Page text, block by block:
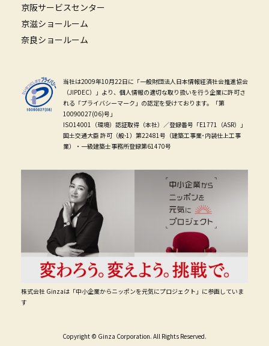
京阪サービスセンター
京滋ショールーム
奈良ショールーム
当社は2009年10月22日に「一般財団法人日本情報経済社会推進協会
（JIPDEC）」より、個人情報の適切な取り扱いを行う企業に許可さ
れる「プライバシーマーク」の認定を受けております。「第
10090027(06)号」
ISO14001（環境）認証取得（本社）／登録番号「E1771（ASR）」
国土交通大臣 許可（般-1）第22481号（建築工事業･内装仕上工事
業）・一級建築士事務所登録第61470号
株式会社 Ginzaは「中小企業からニッポンを元気にプロジェクト」に参画していま
す
Copyright © Ginza Corporation. All Rights Reserved.